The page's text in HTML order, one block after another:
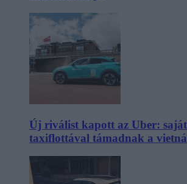
Új riválist kapott az Uber:
taxiflottával támadnak a